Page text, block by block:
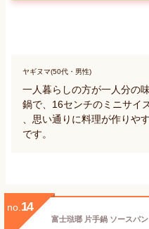
ヤギヌマ(50代・男性)
一人暮らしの方が一人分の
鍋で、16センチのミニサイ
、思い通りに料理が作りや
です。
no. 14